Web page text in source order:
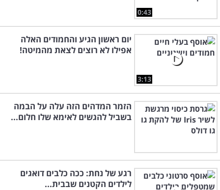
0:43
3:13
יום ראשון הגיע והחמודים האלה
אפילו לא רוצים לצאת מהמיטה!
הזמר המדהים הזה עלה על הבמה
בשביל להגשים לאימא שלו חלום...
רגע של נחת: ככה כלבים דואגים
לילדים הקטנים שבבית...